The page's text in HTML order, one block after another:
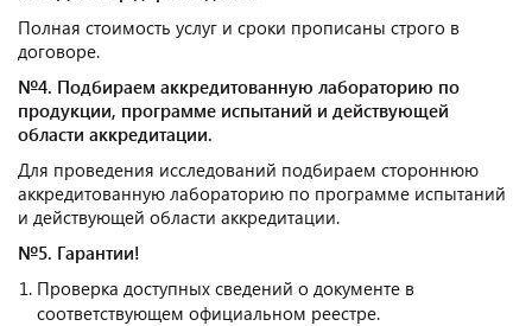
Полная стоимость услуг и сроки прописаны строго в
договоре.
№4. Подбираем аккредитованную лабораторию по
продукции, программе испытаний и действующей
области аккредитации.
Для проведения исследований подбираем стороннюю
аккредитованную лабораторию по программе испытаний
и действующей области аккредитации.
№5. Гарантии!
Проверка доступных сведений о документе в
соответствующем официальном реестре.